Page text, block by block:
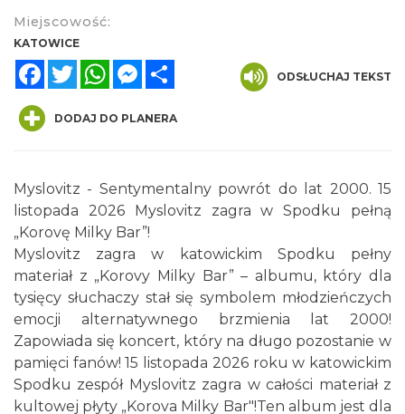
Katowice
0.00 km
LORD OF THE DANCE - 30th Anniversary
Tour
Katowice
2026-12-11
0.09 km
Miejscowość:
KATOWICE
FacebookTwitterWhatsAppMessenger
ODSŁUCHAJ TEKST
DODAJ DO PLANERA
Myslovitz - Sentymentalny powrót do lat 2000. 15
listopada 2026 Myslovitz zagra w Spodku pełną
„Korovę Milky Bar”!
Myslovitz zagra w katowickim Spodku pełny
materiał z „Korovy Milky Bar” – albumu, który dla
tysięcy słuchaczy stał się symbolem młodzieńczych
emocji alternatywnego brzmienia lat 2000!
Zapowiada się koncert, który na długo pozostanie w
pamięci fanów! 15 listopada 2026 roku w katowickim
Spodku zespół Myslovitz zagra w całości materiał z
kultowej płyty „Korova Milky Bar"!Ten album jest dla